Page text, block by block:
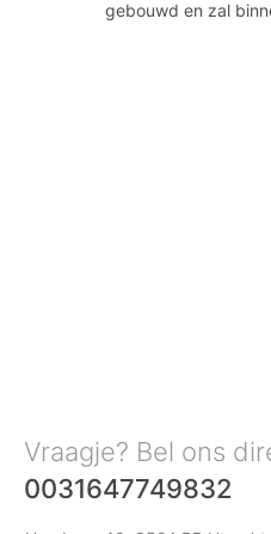
gebouwd en zal
Vraagje? Bel ons
0031647749832